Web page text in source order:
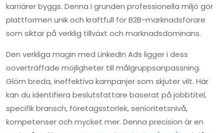
karriärer byggs. Denna i grunden professionella miljö gör
plattformen unik och kraftfull för B2B-marknadsförare
som siktar på verklig tillväxt och marknadsdominans.
Den verkliga magin med LinkedIn Ads ligger i dess
oöverträffade möjligheter till målgruppsanpassning.
Glöm breda, ineffektiva kampanjer som skjuter vilt. Här
kan du identifiera beslutsfattare baserat på jobbtitel,
specifik bransch, företagsstorlek, senioritetsnivå,
kompetenser och mycket mer. Denna precision är en